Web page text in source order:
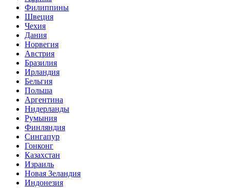
Филиппины
Швеция
Чехия
Дания
Норвегия
Австрия
Бразилия
Ирландия
Бельгия
Польша
Аргентина
Нидерланды
Румыния
Финляндия
Сингапур
Гонконг
Казахстан
Израиль
Новая Зеландия
Индонезия